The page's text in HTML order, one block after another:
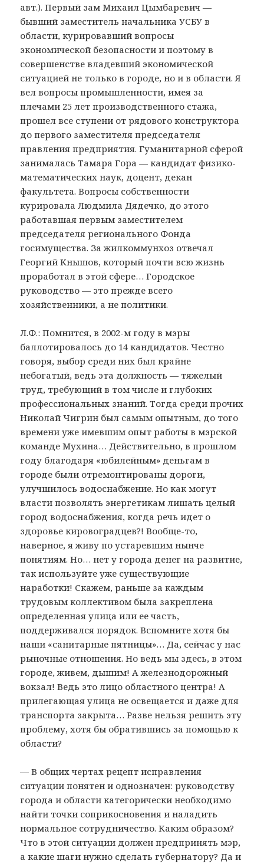
авт.). Первый зам Михаил Цымбаревич —
бывший заместитель начальника УСБУ в
области, курировавший вопросы
экономической безопасности и поэтому в
совершенстве владевший экономической
ситуацией не только в городе, но и в области. Я
вел вопросы промышленности, имея за
плечами 25 лет производственного стажа,
прошел все ступени от рядового конструктора
до первого заместителя председателя
правления предприятия. Гуманитарной сферой
занималась Тамара Гора — кандидат физико-
математических наук, доцент, декан
факультета. Вопросы собственности
курировала Людмила Дядечко, до этого
работавшая первым заместителем
председателя регионального Фонда
госимущества. За жилкоммунхоз отвечал
Георгий Кнышов, который почти всю жизнь
проработал в этой сфере… Городское
руководство — это прежде всего
хозяйственники, а не политики.
Л.Ф.: Помнится, в 2002-м году в мэры
баллотировалось до 14 кандидатов. Честно
говоря, выбор среди них был крайне
небогатый, ведь эта должность — тяжелый
труд, требующий в том числе и глубоких
профессиональных знаний. Тогда среди прочих
Николай Чигрин был самым опытным, до того
времени уже имевшим опыт работы в мэрской
команде Мухина… Действительно, в прошлом
году благодаря «юбилейным» деньгам в
городе были отремонтированы дороги,
улучшилось водоснабжение. Но как могут
власти позволять энергетикам лишать целый
город водоснабжения, когда речь идет о
здоровье кировоградцев?! Вообще-то,
наверное, я живу по устаревшим нынче
понятиям. Но… нет у города денег на развитие,
так используйте уже существующие
наработки! Скажем, раньше за каждым
трудовым коллективом была закреплена
определенная улица или ее часть,
поддерживался порядок. Вспомните хотя бы
наши «санитарные пятницы»… Да, сейчас у нас
рыночные отношения. Но ведь мы здесь, в этом
городе, живем, дышим! А железнодорожный
вокзал! Ведь это лицо областного центра! А
прилегающая улица не освещается и даже для
транспорта закрыта… Разве нельзя решить эту
проблему, хотя бы обратившись за помощью к
области?
— В общих чертах рецепт исправления
ситуации понятен и однозначен: руководству
города и области категорически необходимо
найти точки соприкосновения и наладить
нормальное сотрудничество. Каким образом?
Что в этой ситуации должен предпринять мэр,
а какие шаги нужно сделать губернатору? Да и